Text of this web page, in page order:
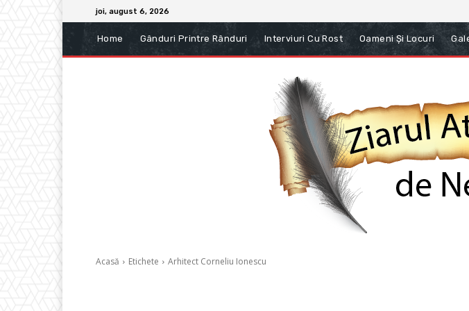
joi, august 6, 2026
Home Gânduri Printre Rânduri Interviuri Cu Rost Oameni Și Locuri
Acasă Etichete Arhitect Corneliu Ionescu